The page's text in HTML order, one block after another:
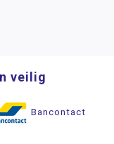
veilig
Bancontact